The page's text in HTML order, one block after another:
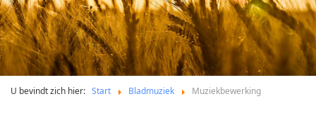
U bevindt zich hier: Start Bladmuziek Muziekbewerking